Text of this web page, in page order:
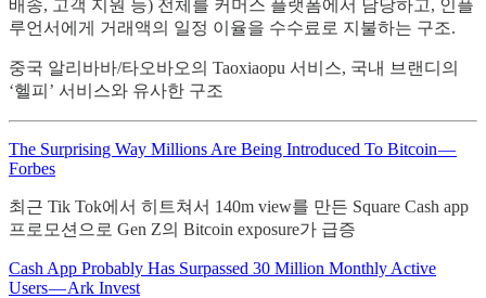
배송, 고객 지원 등) 전체를 커머스 플랫폼에서 담당하고, 인플
루언서에게 거래액의 일정 이율을 수수료로 지불하는 구조.
중국 알리바바/타오바오의 Taoxiaopu 서비스, 국내 브랜디의
‘헬피’ 서비스와 유사한 구조
The Surprising Way Millions Are Being Introduced To Bitcoin —
Forbes
최근 Tik Tok에서 히트쳐서 140m view를 만든 Square Cash app
프로모션으로 Gen Z의 Bitcoin exposure가 급증
Cash App Probably Has Surpassed 30 Million Monthly Active
Users — Ark Invest